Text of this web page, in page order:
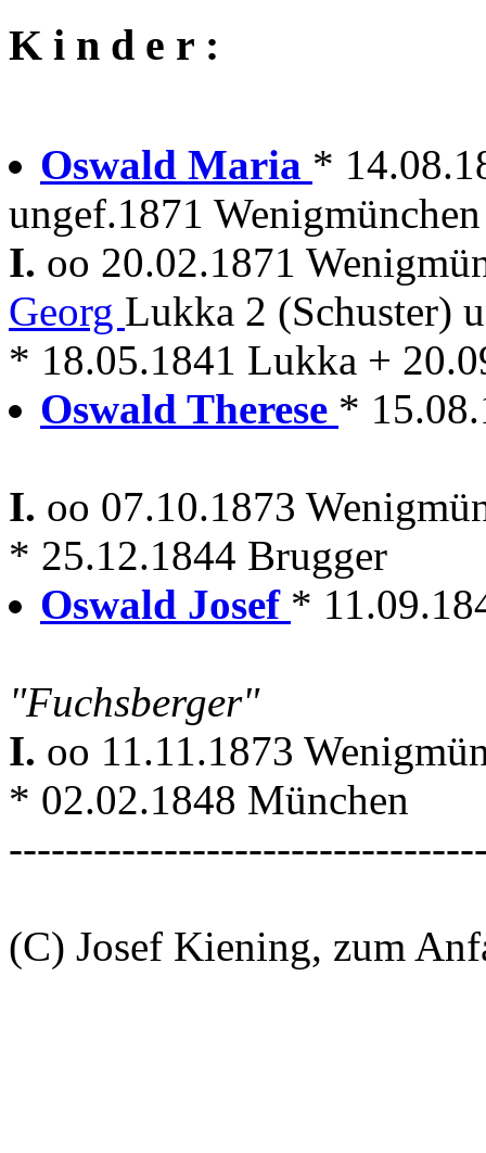
K i n d e r :
Oswald Maria *
ungef.1871
I. oo 20.02.1871
Georg Lukka 2 (Schuster)
* 18.05.1841 Lukka +
Oswald Therese *
I. oo 07.10.1873
* 25.12.1844 Brugger
Oswald Josef *
"Fuchsberger"
I. oo 11.11.1873
* 02.02.1848 München
(C) Josef Kiening, zum